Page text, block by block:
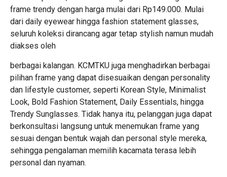
frame trendy dengan harga mulai dari Rp149.000. Mulai
dari daily eyewear hingga fashion statement glasses,
seluruh koleksi dirancang agar tetap stylish namun mudah
diakses oleh
berbagai kalangan. KCMTKU juga menghadirkan berbagai
pilihan frame yang dapat disesuaikan dengan personality
dan lifestyle customer, seperti Korean Style, Minimalist
Look, Bold Fashion Statement, Daily Essentials, hingga
Trendy Sunglasses. Tidak hanya itu, pelanggan juga dapat
berkonsultasi langsung untuk menemukan frame yang
sesuai dengan bentuk wajah dan personal style mereka,
sehingga pengalaman memilih kacamata terasa lebih
personal dan nyaman.